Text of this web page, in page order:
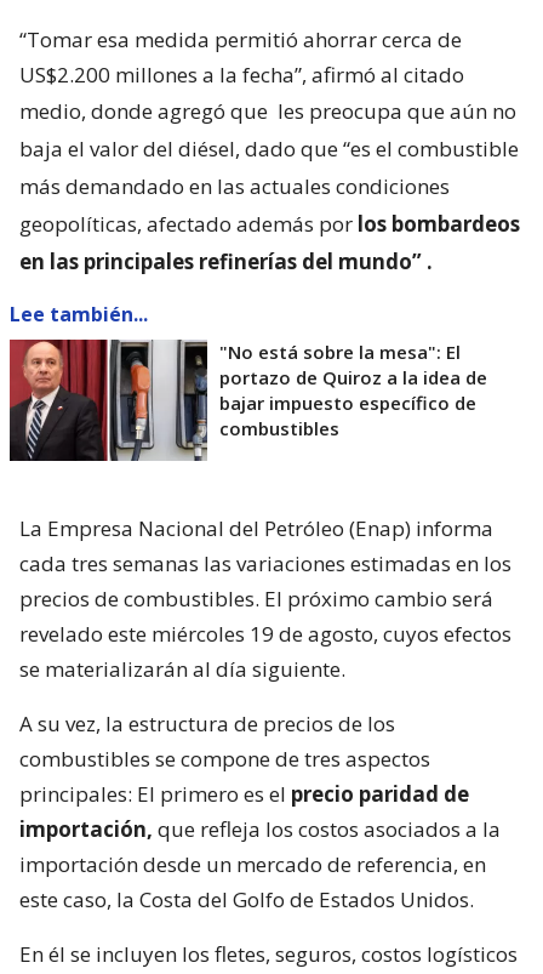
“Tomar esa medida permitió ahorrar cerca de
US$2.200 millones a la fecha”, afirmó al citado
medio, donde agregó que les preocupa que aún no
baja el valor del diésel, dado que “es el combustible
más demandado en las actuales condiciones
geopolíticas, afectado además por los bombardeos
en las principales refinerías del mundo” .
Lee también...
"No está sobre la mesa": El
portazo de Quiroz a la idea de
bajar impuesto específico de
combustibles
La Empresa Nacional del Petróleo (Enap) informa
cada tres semanas las variaciones estimadas en los
precios de combustibles. El próximo cambio será
revelado este miércoles 19 de agosto, cuyos efectos
se materializarán al día siguiente.
A su vez, la estructura de precios de los
combustibles se compone de tres aspectos
principales: El primero es el precio paridad de
importación, que refleja los costos asociados a la
importación desde un mercado de referencia, en
este caso, la Costa del Golfo de Estados Unidos.
En él se incluyen los fletes, seguros, costos logísticos